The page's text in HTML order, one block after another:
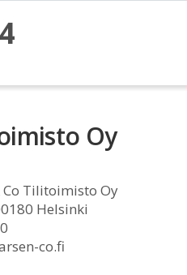
Oy
Co Tilitoimisto Oy
Helsinki
co.fi